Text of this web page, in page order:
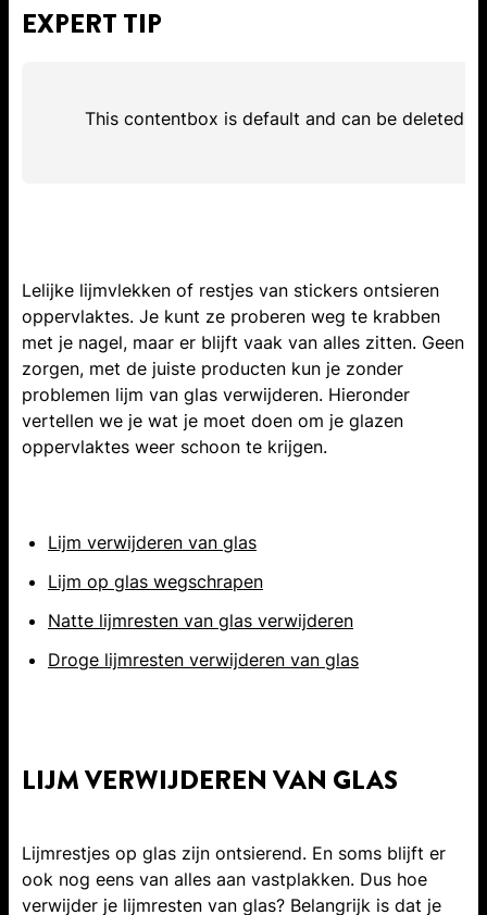
EXPERT TIP
This contentbox is default and can be deleted
Lelijke lijmvlekken of restjes van stickers ontsieren
oppervlaktes. Je kunt ze proberen weg te krabben
met je nagel, maar er blijft vaak van alles zitten. Geen
zorgen, met de juiste producten kun je zonder
problemen lijm van glas verwijderen. Hieronder
vertellen we je wat je moet doen om je glazen
oppervlaktes weer schoon te krijgen.
Lijm verwijderen van glas
Lijm op glas wegschrapen
Natte lijmresten van glas verwijderen
Droge lijmresten verwijderen van glas
LIJM VERWIJDEREN VAN GLAS
Lijmrestjes op glas zijn ontsierend. En soms blijft er
ook nog eens van alles aan vastplakken. Dus hoe
verwijder je lijmresten van glas? Belangrijk is dat je